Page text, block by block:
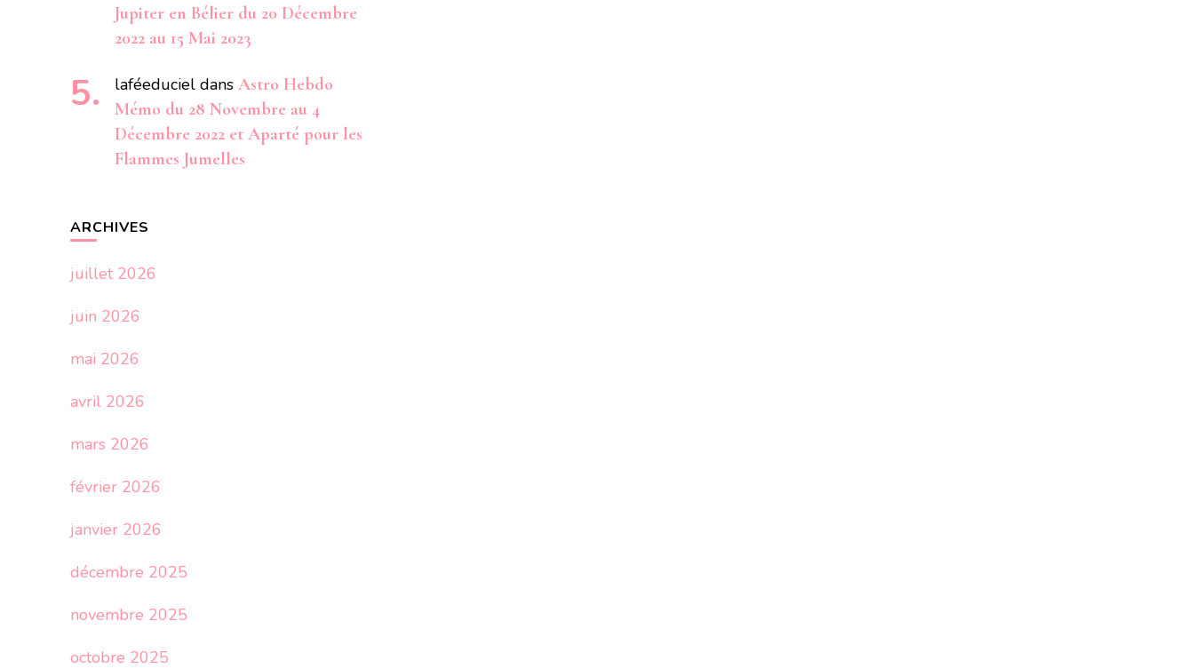
Jupiter en Bélier du 20 Décembre
2022 au 15 Mai 2023
laféeduciel dans Astro Hebdo
Mémo du 28 Novembre au 4
Décembre 2022 et Aparté pour les
Flammes Jumelles
ARCHIVES
juillet 2026
juin 2026
mai 2026
avril 2026
mars 2026
février 2026
janvier 2026
décembre 2025
novembre 2025
octobre 2025